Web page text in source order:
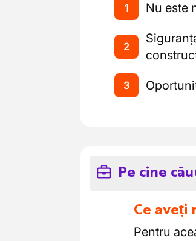
1 Nu este
2
3
Pe cine
Ce aveți
Pentru